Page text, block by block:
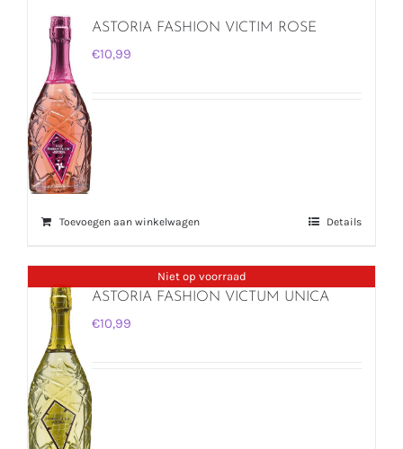
ASTORIA FASHION VICTIM ROSE
€10,99
Toevoegen aan winkelwagen Details
Niet op voorraad
ASTORIA FASHION VICTUM UNICA
€10,99